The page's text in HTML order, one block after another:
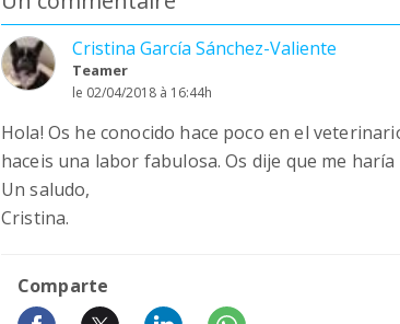
Cristina García Sánchez-Valiente
Teamer
le 02/04/2018 à 16:44h
Hola! Os he conocido hace poco en el
haceis una labor fabulosa. Os dije que me
Un saludo,
Cristina.
Comparte